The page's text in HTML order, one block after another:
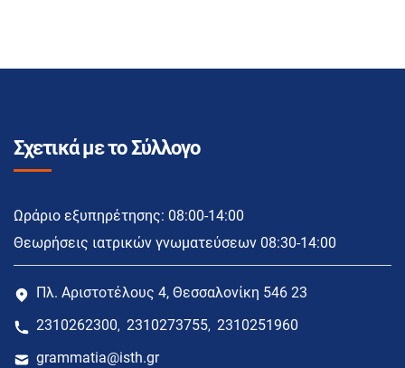
Σχετικά με το Σύλλογο
Ωράριο εξυπηρέτησης: 08:00-14:00
Θεωρήσεις ιατρικών γνωματεύσεων 08:30-14:00
Πλ. Αριστοτέλους 4, Θεσσαλονίκη 546 23
2310262300, 2310273755, 2310251960
grammatia@isth.gr